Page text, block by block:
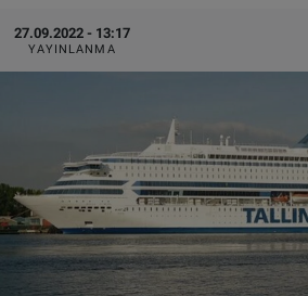
27.09.2022 - 13:17
YAYINLANMA
FOTO GALERİ
ALGEMENE VOORWAARDEN
CONTACT
Çerez Politikası